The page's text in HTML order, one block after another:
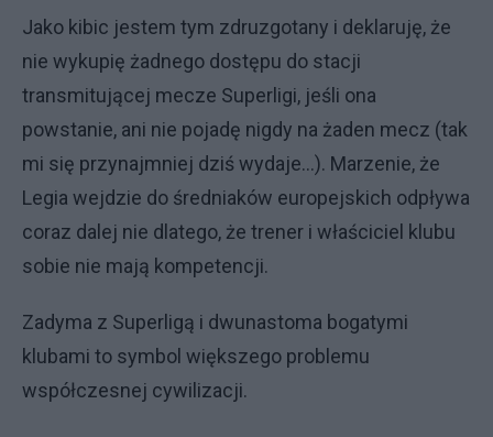
Jako kibic jestem tym zdruzgotany i deklaruję, że
nie wykupię żadnego dostępu do stacji
transmitującej mecze Superligi, jeśli ona
powstanie, ani nie pojadę nigdy na żaden mecz (tak
mi się przynajmniej dziś wydaje…). Marzenie, że
Legia wejdzie do średniaków europejskich odpływa
coraz dalej nie dlatego, że trener i właściciel klubu
sobie nie mają kompetencji.
Zadyma z Superligą i dwunastoma bogatymi
klubami to symbol większego problemu
współczesnej cywilizacji.